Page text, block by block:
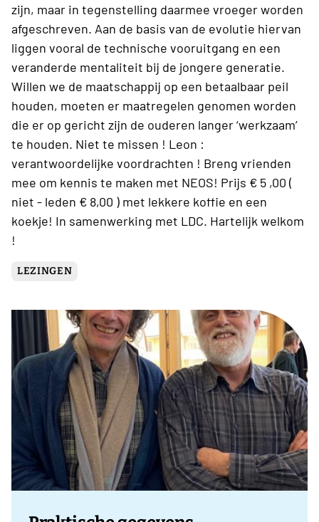
zijn, maar in tegenstelling daarmee vroeger worden
afgeschreven. Aan de basis van de evolutie hiervan
liggen vooral de technische vooruitgang en een
veranderde mentaliteit bij de jongere generatie.
Willen we de maatschappij op een betaalbaar peil
houden, moeten er maatregelen genomen worden
die er op gericht zijn de ouderen langer ‘werkzaam’
te houden. Niet te missen ! Leon :
verantwoordelijke voordrachten ! Breng vrienden
mee om kennis te maken met NEOS! Prijs € 5 ,00 (
niet - leden € 8,00 ) met lekkere koffie en een
koekje! In samenwerking met LDC. Hartelijk welkom
!
LEZINGEN